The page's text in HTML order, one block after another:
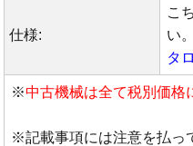
仕様:
こ
い。
タ
※中古機械は全て税別価格
※記載事項には注意を払っ